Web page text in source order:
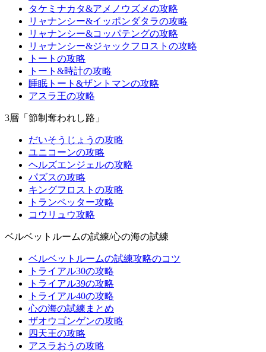
タケミナカタ&アメノウズメの攻略
リャナンシー&イッポンダタラの攻略
リャナンシー&コッパテングの攻略
リャナンシー&ジャックフロストの攻略
トートの攻略
トート&時計の攻略
睡眠トート&ザントマンの攻略
アスラ王の攻略
3層「節制奪われし路」
だいそうじょうの攻略
ユニコーンの攻略
ヘルズエンジェルの攻略
パズスの攻略
キングフロストの攻略
トランペッター攻略
コウリュウ攻略
ベルベットルームの試練/心の海の試練
ベルベットルームの試練攻略のコツ
トライアル30の攻略
トライアル39の攻略
トライアル40の攻略
心の海の試練まとめ
ザオウゴンゲンの攻略
四天王の攻略
アスラおうの攻略